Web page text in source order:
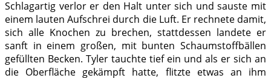
Schlagartig verlor er den Halt unter sich und sauste mit
einem lauten Aufschrei durch die Luft. Er rechnete damit,
sich alle Knochen zu brechen, stattdessen landete er
sanft in einem großen, mit bunten Schaumstoffbällen
gefüllten Becken. Tyler tauchte tief ein und als er sich an
die Oberfläche gekämpft hatte, flitzte etwas an ihm